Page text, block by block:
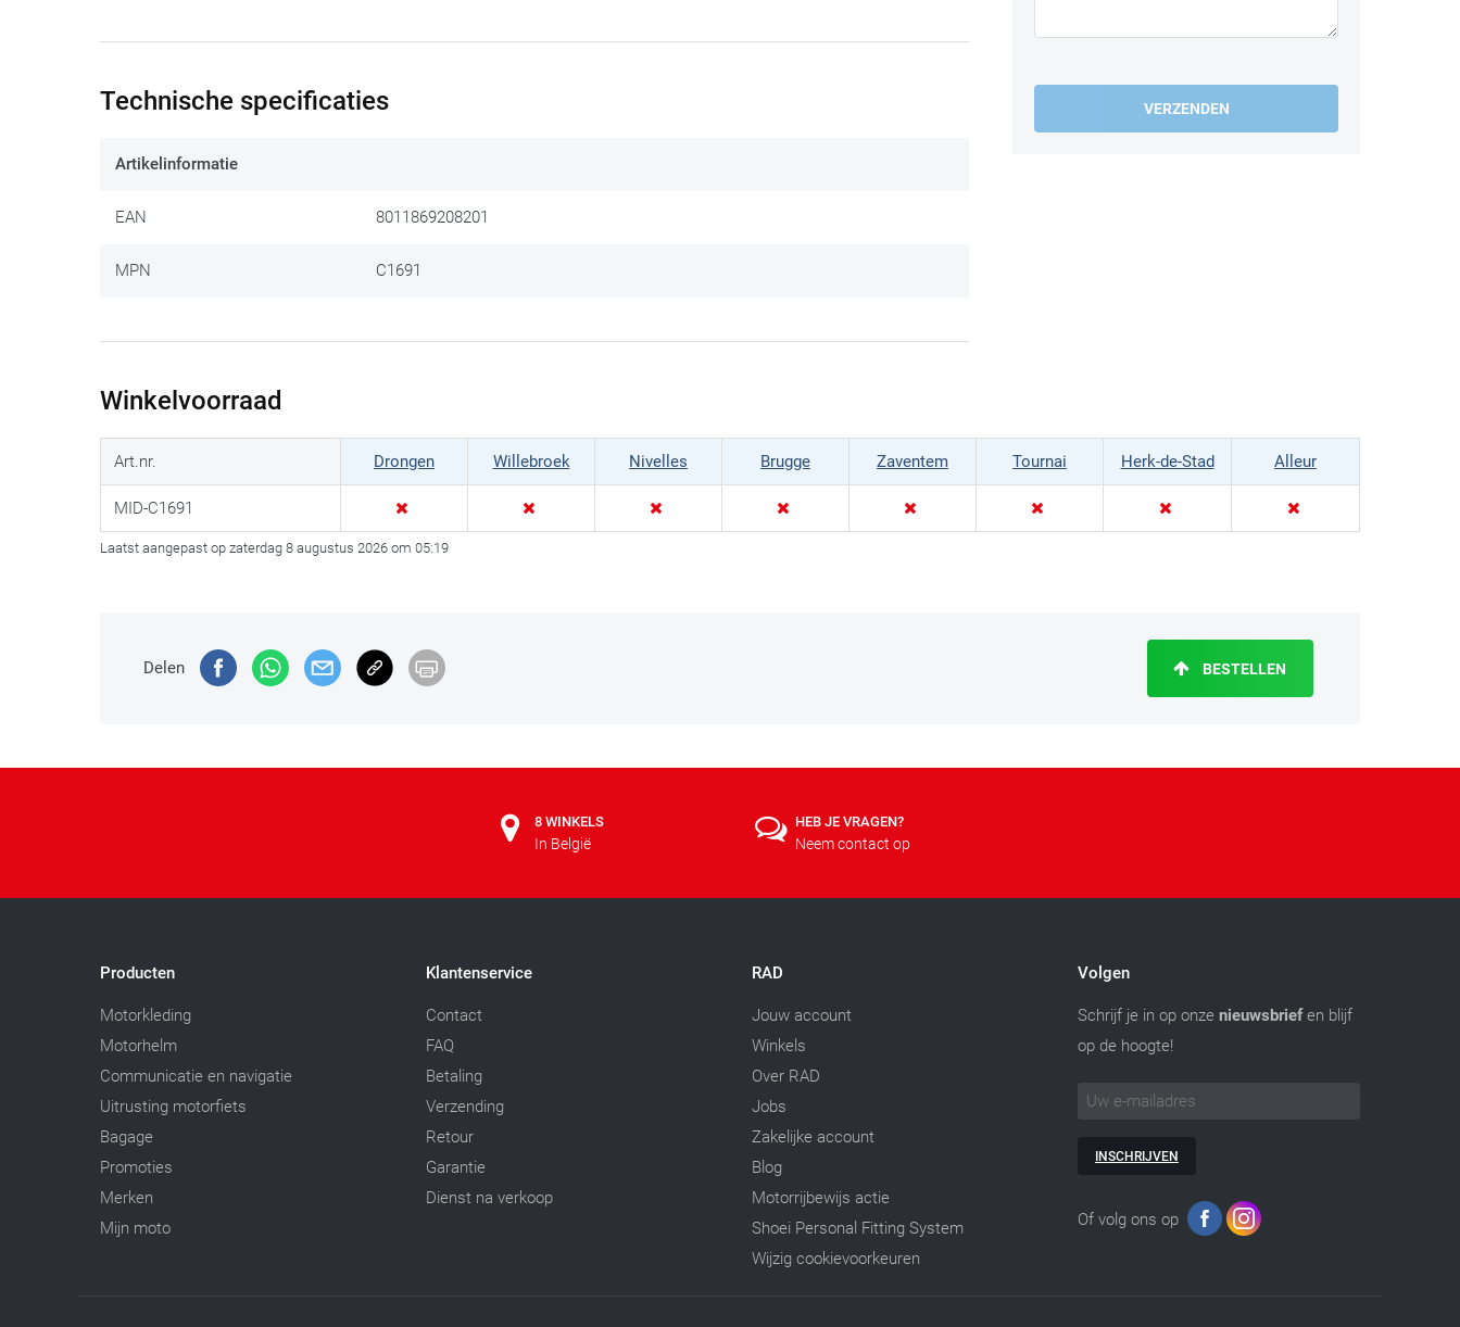
Technische specificaties
Artikelinformatie
EAN 8011869208201
MPN C1691
VERZENDEN
Winkelvoorraad
Art.nr. Drongen Willebroek Nivelles Brugge Zaventem Tournai Herk-de-Stad Alleur
MID-C1691
Laatst aangepast op zaterdag 8 augustus 2026 om 05:19
Delen BESTELLEN
8 WINKELS
In België
HEB JE VRAGEN?
Neem contact op
Producten
Motorkleding
Motorhelm
Communicatie en navigatie
Uitrusting motorfiets
Bagage
Promoties
Merken
Mijn moto
Klantenservice
Contact
FAQ
Betaling
Verzending
Retour
Garantie
Dienst na verkoop
RAD
Jouw account
Winkels
Over RAD
Jobs
Zakelijke account
Blog
Motorrijbewijs actie
Shoei Personal Fitting System
Wijzig cookievoorkeuren
Volgen
Schrijf je in op onze nieuwsbriefen blijf
op de hoogte!
INSCHRIJVEN
Of volg ons op